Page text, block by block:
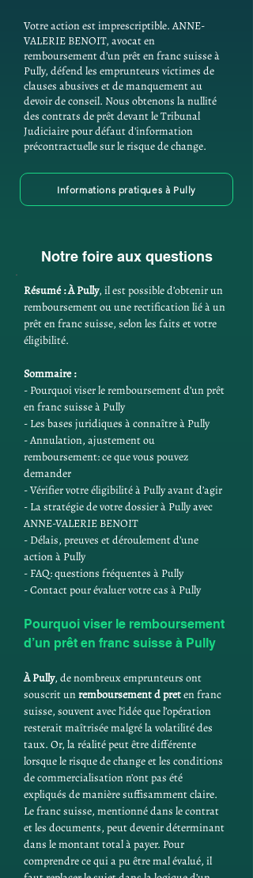
Votre action est imprescriptible. ANNE-
VALERIE BENOIT, avocat en
remboursement d’un prêt en franc suisse à
Pully, défend les emprunteurs victimes de
clauses abusives et de manquement au
devoir de conseil. Nous obtenons la nullité
des contrats de prêt devant le Tribunal
Judiciaire pour défaut d'information
précontractuelle sur le risque de change.
Informations pratiques à Pully
Notre foire aux questions
Résumé :À Pully, il est possible d’obtenir un
remboursement ou une rectification lié à un
prêt en franc suisse, selon les faits et votre
éligibilité.
Sommaire :
- Pourquoi viser le remboursement d’un prêt
en franc suisse à Pully
- Les bases juridiques à connaître à Pully
- Annulation, ajustement ou
remboursement: ce que vous pouvez
demander
- Vérifier votre éligibilité à Pully avant d’agir
- La stratégie de votre dossier à Pully avec
ANNE-VALERIE BENOIT
- Délais, preuves et déroulement d’une
action à Pully
- FAQ: questions fréquentes à Pully
- Contact pour évaluer votre cas à Pully
Pourquoi viser le remboursement
d’un prêt en franc suisse à Pully
À Pully, de nombreux emprunteurs ont
souscrit un remboursement d pret en franc
suisse, souvent avec l’idée que l’opération
resterait maîtrisée malgré la volatilité des
taux. Or, la réalité peut être différente
lorsque le risque de change et les conditions
de commercialisation n’ont pas été
expliqués de manière suffisamment claire.
Le franc suisse, mentionné dans le contrat
et les documents, peut devenir déterminant
dans le montant total à payer. Pour
comprendre ce qui a pu être mal évalué, il